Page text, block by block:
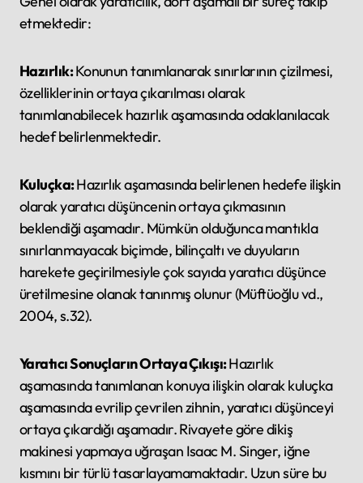
etmektedir:
Hazırlık:Konunun tanımlanarak sınırlarının çizilmesi,
özelliklerinin ortaya çıkarılması olarak
tanımlanabilecek hazırlık aşamasında odaklanılacak
hedef belirlenmektedir.
Kuluçka:Hazırlık aşamasında belirlenen hedefe ilişkin
olarak yaratıcı düşüncenin ortaya çıkmasının
beklendiği aşamadır. Mümkün olduğunca mantıkla
sınırlanmayacak biçimde, bilinçaltı ve duyuların
harekete geçirilmesiyle çok sayıda yaratıcı düşünce
üretilmesine olanak tanınmış olunur (Müftüoğlu vd.,
2004, s.32).
Yaratıcı Sonuçların Ortaya Çıkışı:Hazırlık
aşamasında tanımlanan konuya ilişkin olarak kuluçka
aşamasında evrilip çevrilen zihnin, yaratıcı düşünceyi
ortaya çıkardığı aşamadır. Rivayete göre dikiş
makinesi yapmaya uğraşan Isaac M. Singer, iğne
kısmını bir türlü tasarlayamamaktadır. Uzun süre bu